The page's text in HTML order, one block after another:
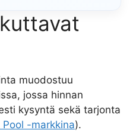
muodostuu
jossa hinnan
kysyntä sekä tarjonta
Pool -markkina).